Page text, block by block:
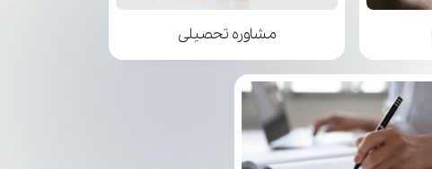
مشاوره تحصیلی